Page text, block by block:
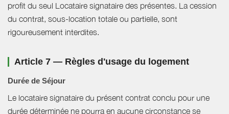
profit du seul Locataire signataire des présentes. La cession
du contrat, sous-location totale ou partielle, sont
rigoureusement interdites.
Article 7 — Règles d'usage du logement
Durée de Séjour
Le locataire signataire du présent contrat conclu pour une
durée déterminée ne pourra en aucune circonstance se